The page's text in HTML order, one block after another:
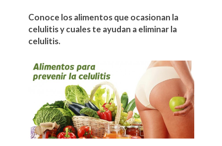
Conoce los alimentos que ocasionan la
celulitis y cuales te ayudan a eliminar la
celulitis.